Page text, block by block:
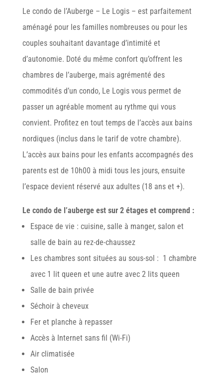
Le condo de l’Auberge – Le Logis – est parfaitement
aménagé pour les familles nombreuses ou pour les
couples souhaitant davantage d’intimité et
d’autonomie. Doté du même confort qu’offrent les
chambres de l’auberge, mais agrémenté des
commodités d’un condo, Le Logis vous permet de
passer un agréable moment au rythme qui vous
convient. Profitez en tout temps de l’accès aux bains
nordiques (inclus dans le tarif de votre chambre).
L’accès aux bains pour les enfants accompagnés des
parents est de 10h00 à midi tous les jours, ensuite
l’espace devient réservé aux adultes (18 ans et +).
Le condo de l’auberge est sur 2 étages et comprend :
Espace de vie : cuisine, salle à manger, salon et
salle de bain au rez-de-chaussez
Les chambres sont situées au sous-sol : 1 chambre
avec 1 lit queen et une autre avec 2 lits queen
Salle de bain privée
Séchoir à cheveux
Fer et planche à repasser
Accès à Internet sans fil (Wi-Fi)
Air climatisée
Salon